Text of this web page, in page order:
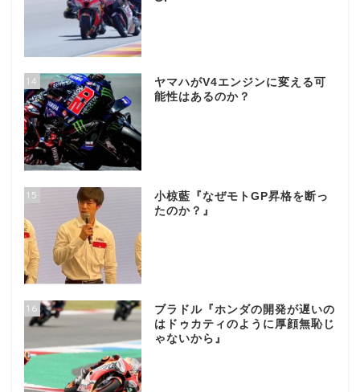
14
ヤマハがV4エンジンに変える可
能性はあるのか？
15
小椋藍『なぜモトGP昇格を断っ
たのか？』
16
ブラドル『ホンダの開発が遅いの
はドゥカティのように厚顔無恥じ
ゃないから』